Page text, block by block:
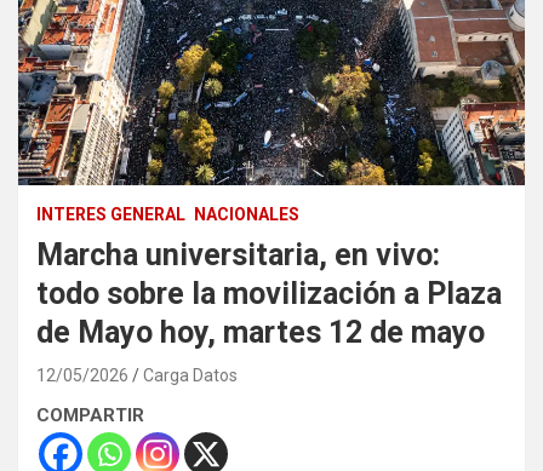
INTERES GENERAL NACIONALES
Marcha universitaria, en vivo:
todo sobre la movilización a Plaza
de Mayo hoy, martes 12 de mayo
12/05/2026 Carga Datos
COMPARTIR